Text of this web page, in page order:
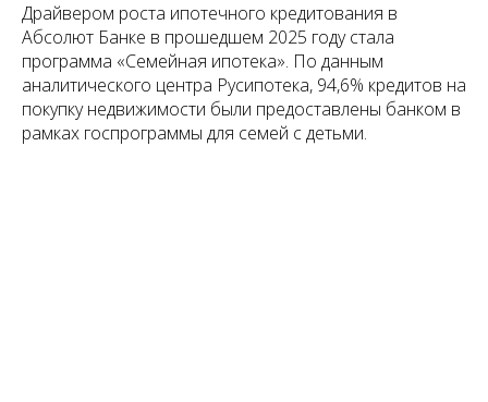
Драйвером роста ипотечного кредитования в
Абсолют Банке в прошедшем 2025 году стала
программа «Семейная ипотека». По данным
аналитического центра Русипотека, 94,6% кредитов на
покупку недвижимости были предоставлены банком в
рамках госпрограммы для семей с детьми.